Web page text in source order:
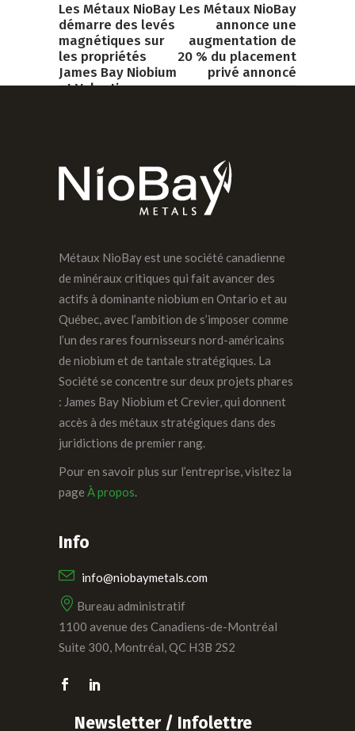
Les Métaux NioBay
démarre des levés
magnétiques sur
les propriétés
James Bay Niobium
et Valentine
Les Métaux NioBay
annonce une
augmentation de
20 % du placement
privé annoncé
Métaux NioBay est une société canadienne
de minéraux critiques qui fait avancer des
actifs à dominante niobium en Ontario et au
Québec, avec l’ambition de s’imposer comme
l’un des rares fournisseurs nord-américains
de niobium et de tantale stratégiques. La
Société se concentre sur deux projets phares
: James Bay Niobium et Crevier, qui donnent
accès à des métaux stratégiques dans des
juridictions de premier rang.
Pour en savoir plus sur l’entreprise, visitez la
page À propos.
Info
info@niobaymetals.com
Bureau administratif
1100 avenue des Canadiens-de-Montréal
Suite 300, Montréal, QC H3B 2S2
Newsletter / Infolettre